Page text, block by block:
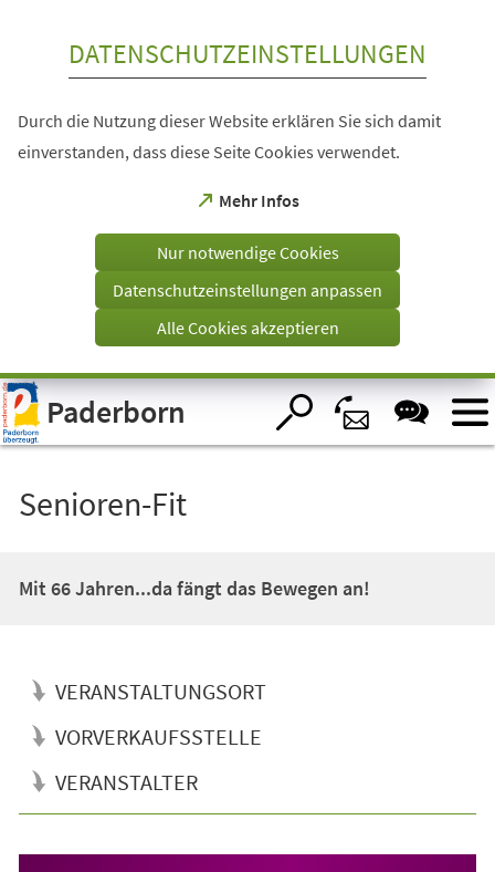
Visuelle
Assistenzsoftware
öffnen.
DATENSCHUTZEINSTELLUNGEN
Durch die Nutzung dieser Website erklären Sie sich damit
einverstanden, dass diese Seite Cookies verwendet.
Mehr Infos
(Öffnet
einem
Tab)
Nur notwendige Cookies
Datenschutzeinstellungen anpassen
Alle Cookies akzeptieren
Paderborn
Senioren-Fit
Mit 66 Jahren...da fängt das Bewegen an!
VERANSTALTUNGSORT
VORVERKAUFSSTELLE
VERANSTALTER